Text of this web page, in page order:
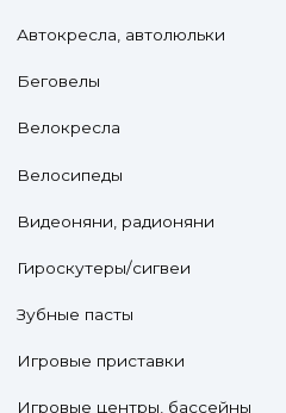
Автокресла, автолюльки
Беговелы
Велокресла
Велосипеды
Видеоняни, радионяни
Гироскутеры/сигвеи
Зубные пасты
Игровые приставки
Игровые центры, бассейны